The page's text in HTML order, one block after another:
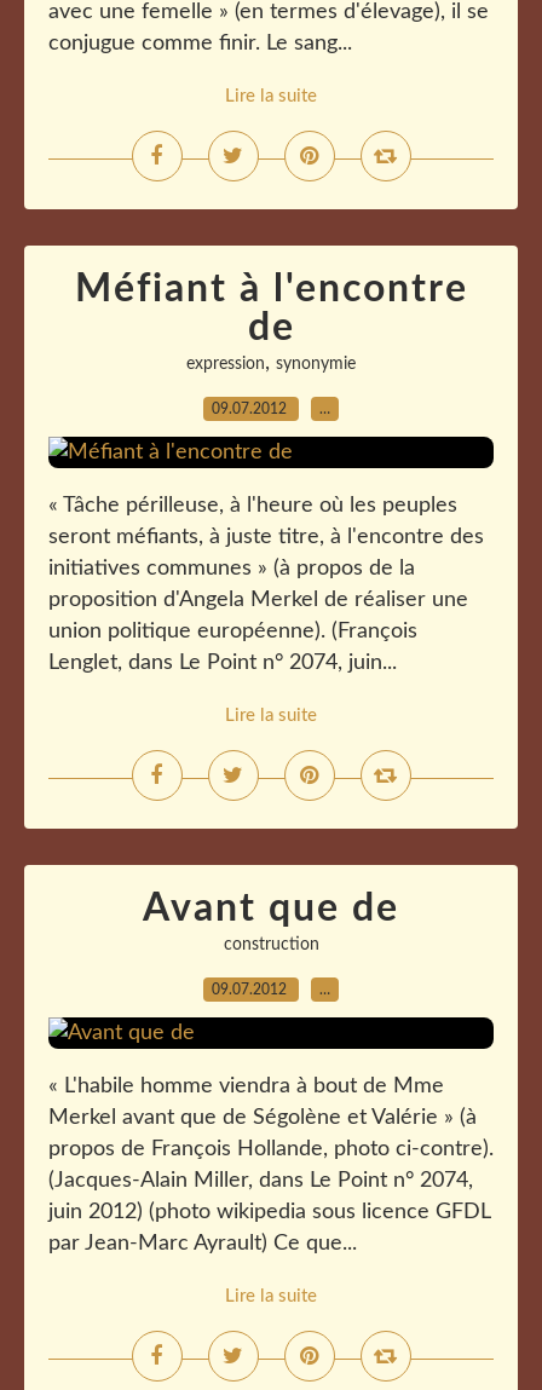
avec une femelle » (en termes d'élevage), il se
conjugue comme finir. Le sang...
Lire la suite
Méfiant à l'encontre
de
expression, synonymie
09.07.2012 …
« Tâche périlleuse, à l'heure où les peuples
seront méfiants, à juste titre, à l'encontre des
initiatives communes » (à propos de la
proposition d'Angela Merkel de réaliser une
union politique européenne). (François
Lenglet, dans Le Point n° 2074, juin...
Lire la suite
Avant que de
construction
09.07.2012 …
« L'habile homme viendra à bout de Mme
Merkel avant que de Ségolène et Valérie » (à
propos de François Hollande, photo ci-contre).
(Jacques-Alain Miller, dans Le Point n° 2074,
juin 2012) (photo wikipedia sous licence GFDL
par Jean-Marc Ayrault) Ce que...
Lire la suite